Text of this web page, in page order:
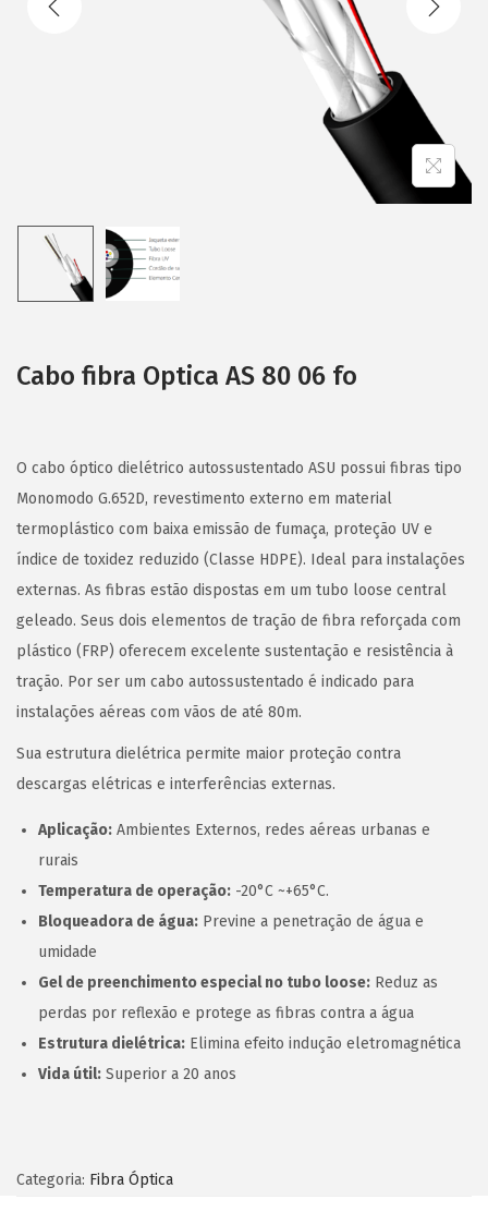
Cabo fibra Optica AS 80 06 fo
O cabo óptico dielétrico autossustentado ASU possui fibras tipo
Monomodo G.652D, revestimento externo em material
termoplástico com baixa emissão de fumaça, proteção UV e
índice de toxidez reduzido (Classe HDPE). Ideal para instalações
externas. As fibras estão dispostas em um tubo loose central
geleado. Seus dois elementos de tração de fibra reforçada com
plástico (FRP) oferecem excelente sustentação e resistência à
tração. Por ser um cabo autossustentado é indicado para
instalações aéreas com vãos de até 80m.
Sua estrutura dielétrica permite maior proteção contra
descargas elétricas e interferências externas.
Aplicação: Ambientes Externos, redes aéreas urbanas e
rurais
Temperatura de operação: -20°C ~+65°C.
Bloqueadora de água: Previne a penetração de água e
umidade
Gel de preenchimento especial no tubo loose: Reduz as
perdas por reflexão e protege as fibras contra a água
Estrutura dielétrica: Elimina efeito indução eletromagnética
Vida útil: Superior a 20 anos
Categoria: Fibra Óptica